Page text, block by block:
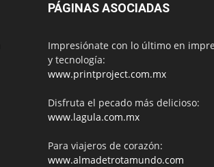
PÁGINAS ASOCIADAS
Impresiónate con lo último en
y tecnología:
www.printproject.com.mx
Disfruta el pecado más delicioso:
www.lagula.com.mx
Para viajeros de corazón:
www.almadetrotamundo.com